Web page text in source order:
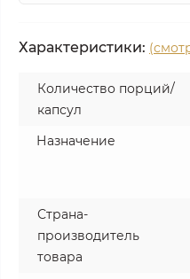
Характеристики:
Количество порций/
капсул
Назначение
Страна-
производитель
товара